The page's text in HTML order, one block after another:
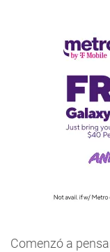
Comenzó a